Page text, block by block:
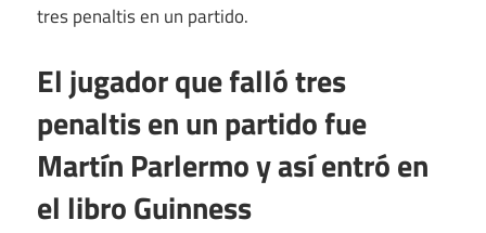
tres penaltis en un partido.
El jugador que falló tres
penaltis en un partido fue
Martín Parlermo y así entró en
el libro Guinness